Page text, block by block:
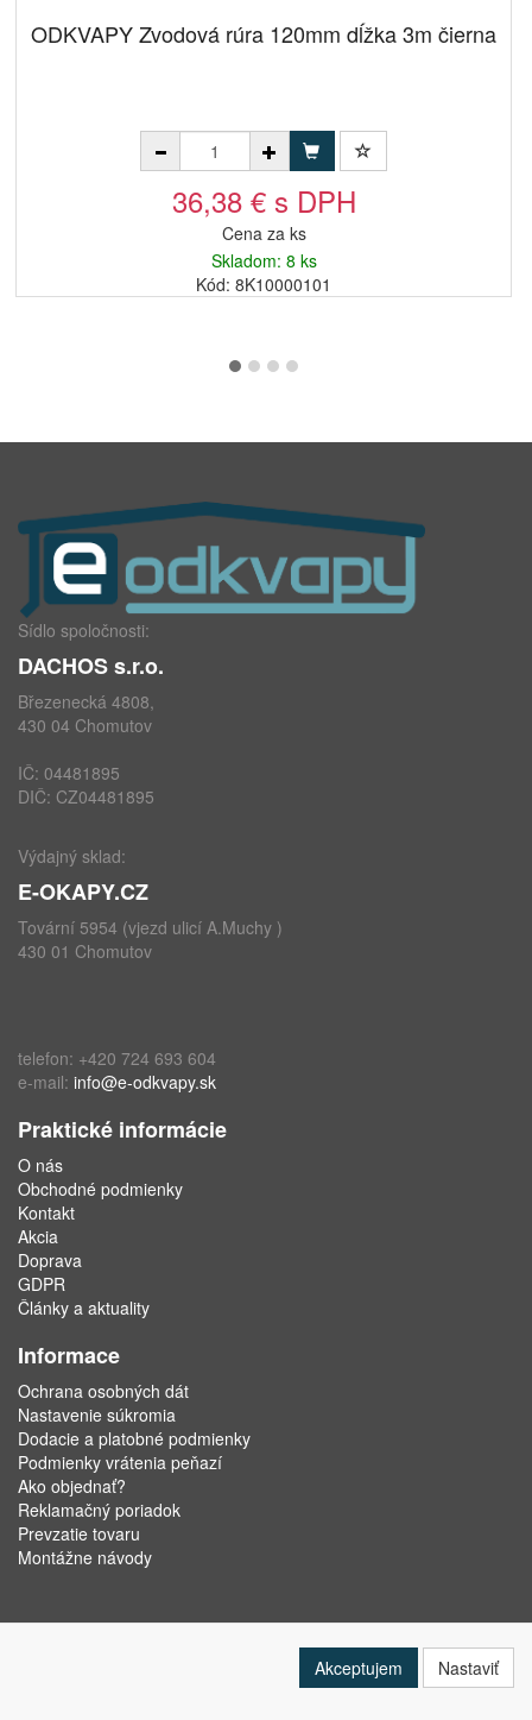
ODKVAPY Zvodová rúra 120mm dĺžka 3m čierna
36,38 € s DPH
Cena za ks
Skladom: 8 ks
Kód: 8K10000101
Sídlo spoločnosti:
DACHOS s.r.o.
Březenecká 4808,
430 04 Chomutov
IČ: 04481895
DIČ: CZ04481895
Výdajný sklad:
E-OKAPY.CZ
Tovární 5954 (vjezd ulicí A.Muchy )
430 01 Chomutov
telefon: +420 724 693 604
e-mail: info@e-odkvapy.sk
Praktické informácie
O nás
Obchodné podmienky
Kontakt
Akcia
Doprava
GDPR
Články a aktuality
Informace
Ochrana osobných dát
Nastavenie súkromia
Dodacie a platobné podmienky
Podmienky vrátenia peňazí
Ako objednať?
Reklamačný poriadok
Prevzatie tovaru
Montážne návody
Akceptujem Nastaviť